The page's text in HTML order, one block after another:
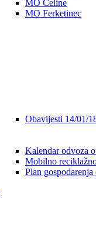
MO Celine
MO Ferketinec
Obavijesti 14/01/
Kalendar odvoza
Mobilno
Plan gospodarenja